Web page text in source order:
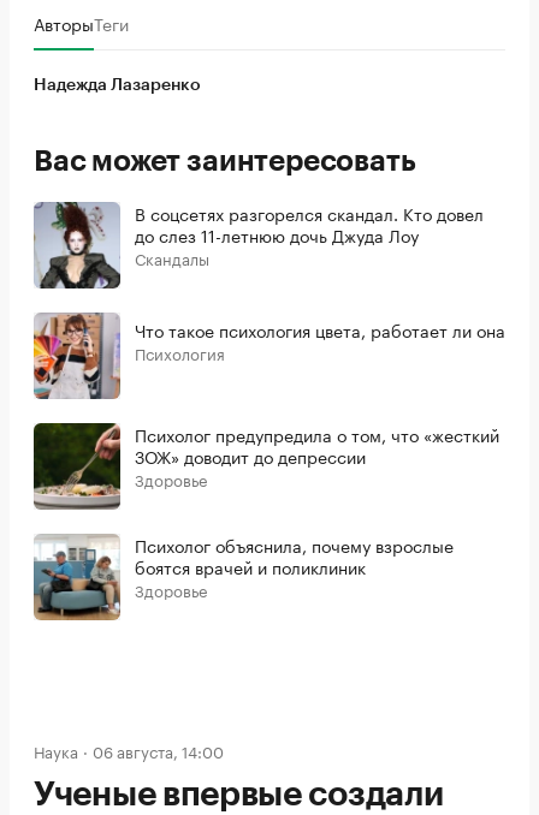
АвторыТеги
Надежда Лазаренко
Вас может заинтересовать
В соцсетях разгорелся скандал. Кто довел
до слез 11-летнюю дочь Джуда Лоу
Скандалы
Что такое психология цвета, работает ли она
Психология
Психолог предупредила о том, что «жесткий
ЗОЖ» доводит до депрессии
Здоровье
Психолог объяснила, почему взрослые
боятся врачей и поликлиник
Здоровье
Наука 06 августа, 14:00
Ученые впервые создали